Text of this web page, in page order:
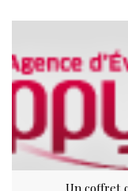
Un coffret